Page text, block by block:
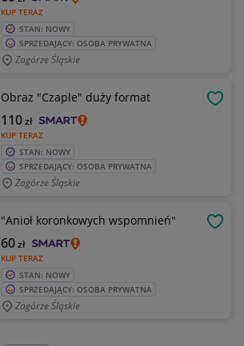
KUP TERAZ
STAN: NOWY
SPRZEDAJĄCY: OSOBA PRYWATNA
Zagórze Śląskie
Obraz "Czaple" duży format
KUP TERAZ
110zł
STAN: NOWY
SPRZEDAJĄCY: OSOBA PRYWATNA
Zagórze Śląskie
"Anioł koronkowych wspomnień"
KUP TERAZ
60zł
STAN: NOWY
SPRZEDAJĄCY: OSOBA PRYWATNA
Zagórze Śląskie